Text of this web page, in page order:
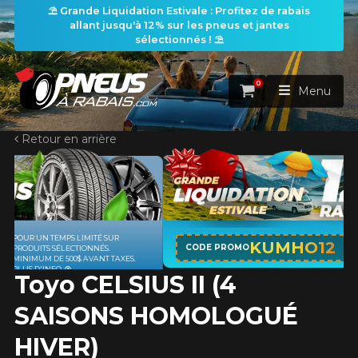
⛱️ Grande Liquidation Estivale : Profitez de rabais
allant jusqu'à 12% sur les pneus et jantes
sélectionnés ! ⛱️
ACCUEIL
PNEUS
RECHERCHE DE PNEUS VOIR TOUT
Rechercher par
Par dimensions Par véhicule
Recherche par dimensions
ROUES
RECHERCHE DE ROUES
Par véhicule
ENSEMBLES
RECHERCHE D'ENSEMBLES
PROMOTIONS
Panier
0
Menu
Retour en arrière
Toyo CELSIUS II (4
SAISONS HOMOLOGUÉ
HIVER)
CODE PROMOKUMHO12
APPLICABLE SUR TOUT ACHAT DE 4
PNEUS DE MARQUE KUMHO* PLUS
D'INFO